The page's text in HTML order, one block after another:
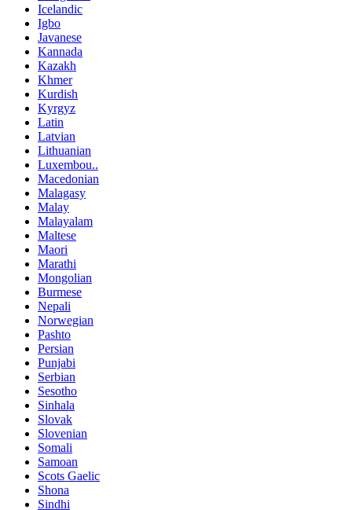
Icelandic
Igbo
Javanese
Kannada
Kazakh
Khmer
Kurdish
Kyrgyz
Latin
Latvian
Lithuanian
Luxembou..
Macedonian
Malagasy
Malay
Malayalam
Maltese
Maori
Marathi
Mongolian
Burmese
Nepali
Norwegian
Pashto
Persian
Punjabi
Serbian
Sesotho
Sinhala
Slovak
Slovenian
Somali
Samoan
Scots Gaelic
Shona
Sindhi